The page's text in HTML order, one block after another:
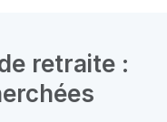
retraite :